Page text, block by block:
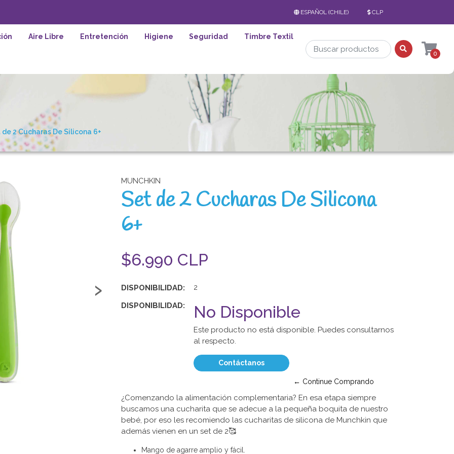
ESPAÑOL (CHILE) CLP
Aire Libre Entretención Higiene Seguridad Timbre Textil
0
de 2 Cucharas De Silicona 6+
›
MUNCHKIN
Set de 2 Cucharas De Silicona
6+
$6.990 CLP
DISPONIBILIDAD: 2
DISPONIBILIDAD: No Disponible
Este producto no está disponible. Puedes consultarnos
al respecto.
Contáctanos
← Continue Comprando
¿Comenzando la alimentación complementaria? En esa etapa siempre
buscamos una cucharita que se adecue a la pequeña boquita de nuestro
bebé, por eso les recomiendo las cucharitas de silicona de Munchkin que
además vienen en un set de 2🥰
Mango de agarre amplio y fácil.